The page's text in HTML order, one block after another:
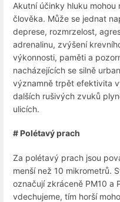
Akutní účinky hluku
člověka. Může se jednat
deprese, rozmrzelost,
adrenalinu, zvýšení
výkonnosti, paměti a
nacházejících se silně
významně trpět efektivita
dalších rušivých zvuků
ulicích.
# Polétavý prach
Za polétavý prach jsou
menší než 10 mikrometrů.
označují zkráceně PM10 a
vdechujeme, tím horší